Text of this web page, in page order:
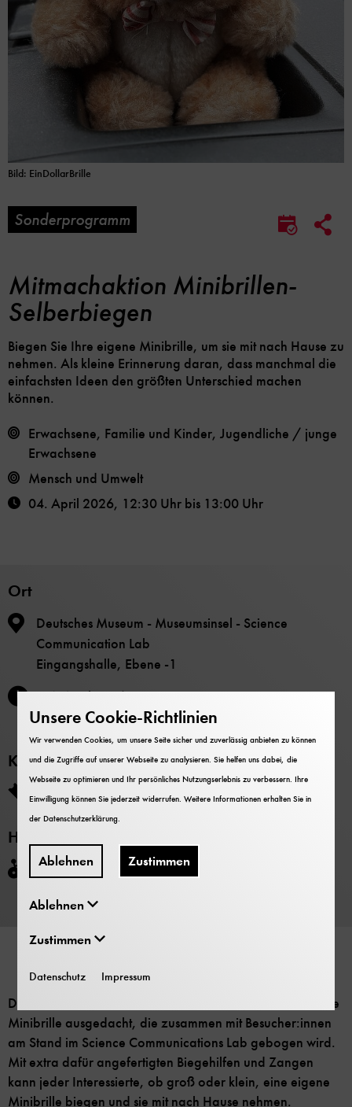
Bild: EinDollarBrille
Sonderprogramm
Mitmachaktion Minibrillen-
Selberbiegen
Biegen Sie Ihre eigene Minibrille, um sie mit nach Hause zu
nehmen. Als kleine Erinnerung daran, dass manchmal die
einfachsten Ideen den größten Unterschied machen
können.
Erwachsene, Familie und Kinder, Jugendliche / junge
Erwachsene
Mensch und Umwelt
04. April 2026, 12:30 Uhr bis 13:00 Uhr
Ort
Deutsches Museum - Museumsinsel - Science
Communication Lab
Eingangshalle, Ebene -1
04. April 2026
12:30 Uhrbis13:00 Uhr
Kosten
Die Teilnahme ist im Museumseintritt enthalten.
Hinweise
Barrierefrei
Das Team der EinDollarBrille hat sich eine kleine, einfache
Minibrille ausgedacht, die zusammen mit Besucher:innen
am Stand im Science Communications Lab gebogen wird.
Mit extra dafür angefertigten Biegehilfen und Zangen
kann jeder Interessierte, ob groß oder klein, eine eigene
Minibrille biegen und sie mit nach Hause nehmen.
Unsere Cookie-Richtlinien
Wir verwenden Cookies, um unsere Seite sicher und zuverlässig anbieten zu können
und die Zugriffe auf unserer Webseite zu analysieren. Sie helfen uns dabei, die
Webseite zu optimieren und Ihr persönliches Nutzungserlebnis zu verbessern. Ihre
Einwilligung können Sie jederzeit widerrufen. Weitere Informationen erhalten Sie in
derDatenschutzerklärung.
Ablehnen Zustimmen
Ablehnen
Zustimmen
Datenschutz Impressum